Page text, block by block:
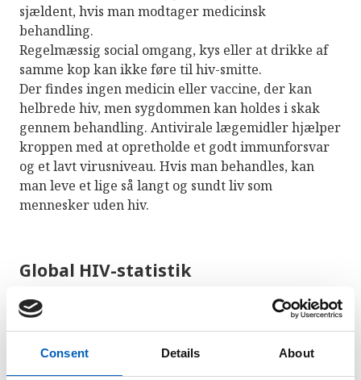
Consent Details About
sjældent, hvis man modtager medicinsk
behandling.
Regelmæssig social omgang, kys eller at drikke af
samme kop kan ikke føre til hiv-smitte.
Der findes ingen medicin eller vaccine, der kan
helbrede hiv, men sygdommen kan holdes i skak
gennem behandling. Antivirale lægemidler hjælper
kroppen med at opretholde et godt immunforsvar
og et lavt virusniveau. Hvis man behandles, kan
man leve et lige så langt og sundt liv som
mennesker uden hiv.
Global HIV-statistik
På verdensplan lever 38,4 millioner mennesker
Mere end 26 millioner mennesker har nu